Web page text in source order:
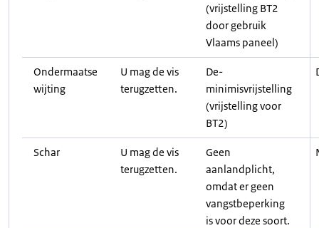
(vrijstelling BT2
door gebruik
Vlaams paneel)
Ondermaatse
wijting
U mag de vis
terugzetten.
De-
minimisvrijstelling
(vrijstelling voor
BT2)
Schar
U mag de vis
terugzetten.
Geen
aanlandplicht,
omdat er geen
vangstbeperking
is voor deze soort.